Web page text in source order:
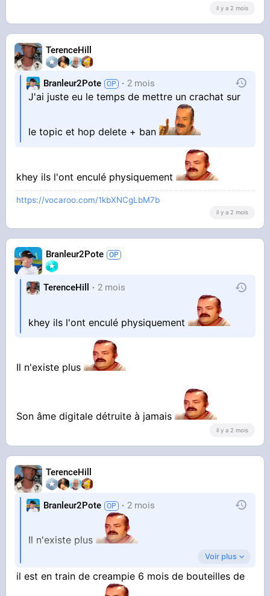
il y a 2 mois
TerenceHill
Branleur2Pote 2 mois
J'ai juste eu le temps de mettre un crachat sur
le topic et hop delete + ban
khey ils l'ont enculé physiquement
https://vocaroo.com/1kbXNCgLbM7b
il y a 2 mois
Branleur2Pote
TerenceHill 2 mois
khey ils l'ont enculé physiquement
Il n'existe plus
Son âme digitale détruite à jamais
il y a 2 mois
TerenceHill
Branleur2Pote 2 mois
Il n'existe plus
Son âme digitale détruite à jamais
Voir plus
il est en train de creampie 6 mois de bouteilles de